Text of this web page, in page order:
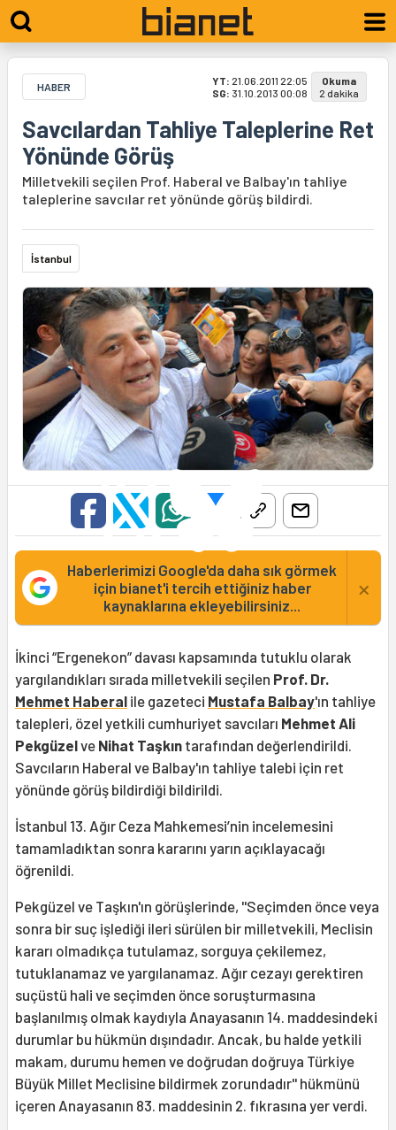
HABER YT: 21.06.2011 22:05
SG: 31.10.2013 00:08
Okuma
2 dakika
Savcılardan Tahliye Taleplerine Ret
Yönünde Görüş
Milletvekili seçilen Prof. Haberal ve Balbay'ın tahliye
taleplerine savcılar ret yönünde görüş bildirdi.
İstanbul
Haberlerimizi Google'da daha sık görmek
için bianet'i tercih ettiğiniz haber
kaynaklarına ekleyebilirsiniz...
×
İkinci “Ergenekon” davası kapsamında tutuklu olarak
yargılandıkları sırada milletvekili seçilen Prof. Dr.
Mehmet Haberal ile gazeteci Mustafa Balbay'ın tahliye
talepleri, özel yetkili cumhuriyet savcıları Mehmet Ali
Pekgüzelve Nihat Taşkın tarafından değerlendirildi.
Savcıların Haberal ve Balbay'ın tahliye talebi için ret
yönünde görüş bildirdiği bildirildi.
İstanbul 13. Ağır Ceza Mahkemesi’nin incelemesini
tamamladıktan sonra kararını yarın açıklayacağı
öğrenildi.
Pekgüzel ve Taşkın'ın görüşlerinde, ''Seçimden önce veya
sonra bir suç işlediği ileri sürülen bir milletvekili, Meclisin
kararı olmadıkça tutulamaz, sorguya çekilemez,
tutuklanamaz ve yargılanamaz. Ağır cezayı gerektiren
suçüstü hali ve seçimden önce soruşturmasına
başlanılmış olmak kaydıyla Anayasanın 14. maddesindeki
durumlar bu hükmün dışındadır. Ancak, bu halde yetkili
makam, durumu hemen ve doğrudan doğruya Türkiye
Büyük Millet Meclisine bildirmek zorundadır'' hükmünü
içeren Anayasanın 83. maddesinin 2. fıkrasına yer verdi.